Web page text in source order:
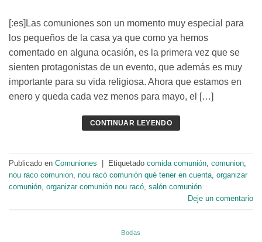
[:es]Las comuniones son un momento muy especial para
los pequeños de la casa ya que como ya hemos
comentado en alguna ocasión, es la primera vez que se
sienten protagonistas de un evento, que además es muy
importante para su vida religiosa. Ahora que estamos en
enero y queda cada vez menos para mayo, el […]
CONTINUAR LEYENDO
Publicado en Comuniones Etiquetado comida comunión comunion
nou raco comunion nou racó comunión qué tener en cuenta organizar
comunión organizar comunión nou racó salón comunión
Deje un comentario
Bodas